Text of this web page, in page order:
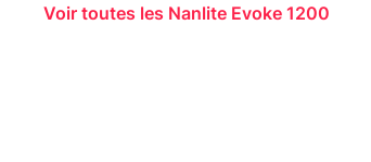
Voir toutes les Nanlite Evoke 1200